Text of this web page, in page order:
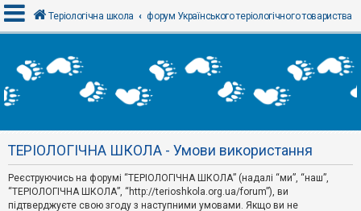
х
і
Р
є
с
т
Теріологічна школа форум Українського теріологічного товариства
ТЕРІОЛОГІЧНА ШКОЛА - Умови використання
Реєструючись на форумі “ТЕРІОЛОГІЧНА ШКОЛА” (надалі “ми”, “наш”,
“ТЕРІОЛОГІЧНА ШКОЛА”, “http://terioshkola.org.ua/forum”), ви
підтверджуєте свою згоду з наступними умовами. Якщо ви не